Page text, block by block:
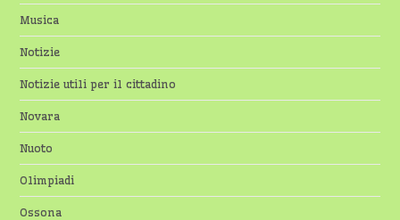
Musica
Notizie
Notizie utili per il cittadino
Novara
Nuoto
Olimpiadi
Ossona